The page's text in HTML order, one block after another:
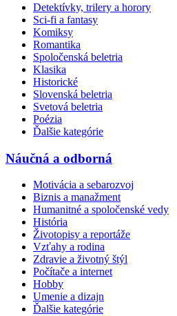
Detektívky, trilery a horory
Sci-fi a fantasy
Komiksy
Romantika
Spoločenská beletria
Klasika
Historické
Slovenská beletria
Svetová beletria
Poézia
Ďalšie kategórie
Náučná a odborná
Motivácia a sebarozvoj
Biznis a manažment
Humanitné a spoločenské vedy
História
Životopisy a reportáže
Vzťahy a rodina
Zdravie a životný štýl
Počítače a internet
Hobby
Umenie a dizajn
Ďalšie kategórie